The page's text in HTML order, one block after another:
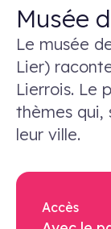
Musée
Le musée
Lier)
Lierrois. Le
thèmes qui,
leur ville.
Accès